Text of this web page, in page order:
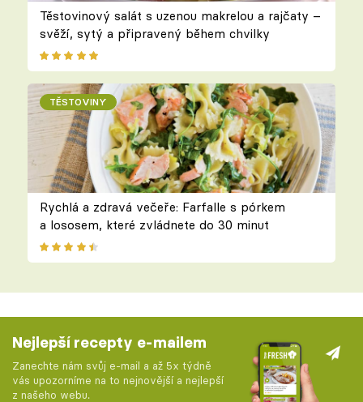
Těstovinový salát s uzenou makrelou a rajčaty –
svěží, sytý a připravený během chvilky
TĚSTOVINY
Rychlá a zdravá večeře: Farfalle s pórkem
a lososem, které zvládnete do 30 minut
Nejlepší recepty e-mailem
Zanechte nám svůj e-mail a až 5x týdně
vás upozorníme na to nejnovější a nejlepší
z našeho webu.